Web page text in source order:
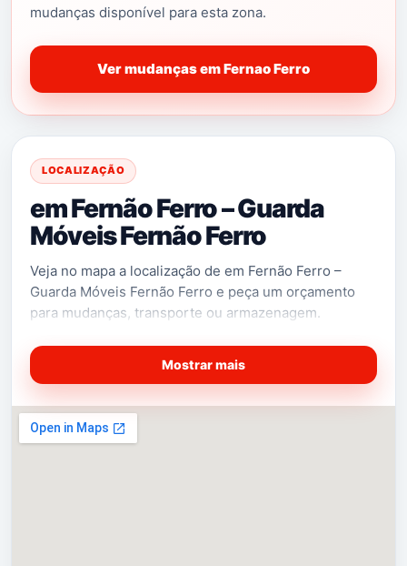
mudanças disponível para esta zona.
Ver mudanças em Fernao Ferro
LOCALIZAÇÃO
em Fernão Ferro – Guarda
Móveis Fernão Ferro
Veja no mapa a localização de em Fernão Ferro –
Guarda Móveis Fernão Ferro e peça um orçamento
para mudanças, transporte ou armazenagem.
Mostrar mais